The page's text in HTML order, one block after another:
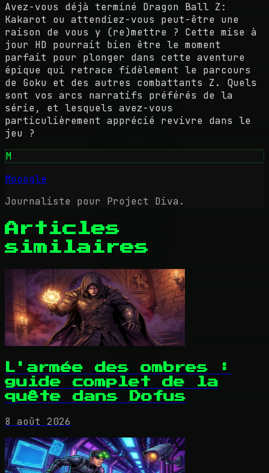
Avez-vous déjà terminé Dragon Ball Z:
Kakarot ou attendiez-vous peut-être une
raison de vous y (re)mettre ? Cette mise à
jour HD pourrait bien être le moment
parfait pour plonger dans cette aventure
épique qui retrace fidèlement le parcours
de Goku et des autres combattants Z. Quels
sont vos arcs narratifs préférés de la
série, et lesquels avez-vous
particulièrement apprécié revivre dans le
jeu ?
M
Mooogle
Journaliste pour Project Diva.
Articles
similaires
L'armée des ombres :
guide complet de la
quête dans Dofus
8 août 2026